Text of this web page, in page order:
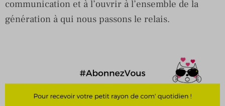
communication et à l’ouvrir à l’ensemble de la
génération à qui nous passons le relais.